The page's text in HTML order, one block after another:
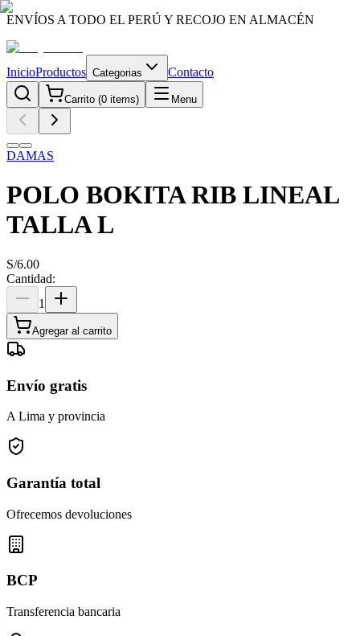
ENVÍOS A TODO EL PERÚ Y RECOJO EN ALMACÉN
InicioProductos Categorias Contacto
Carrito (0 items) Menu
DAMAS
POLO BOKITA RIB LINEAL
TALLA L
S/6.00
Cantidad:
1
Agregar al carrito
Envío gratis
A Lima y provincia
Garantía total
Ofrecemos devoluciones
BCP
Transferencia bancaria